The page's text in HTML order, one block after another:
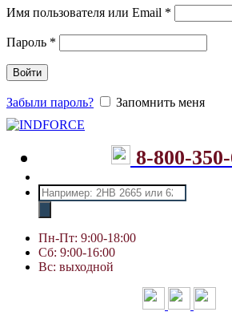
Имя пользователя или Email *
Пароль *
Войти
Забыли пароль? Запомнить меня
8-800-
Поиск
товаров
Пн-Пт: 9:00-18:00
Сб: 9:00-16:00
Вс: выходной